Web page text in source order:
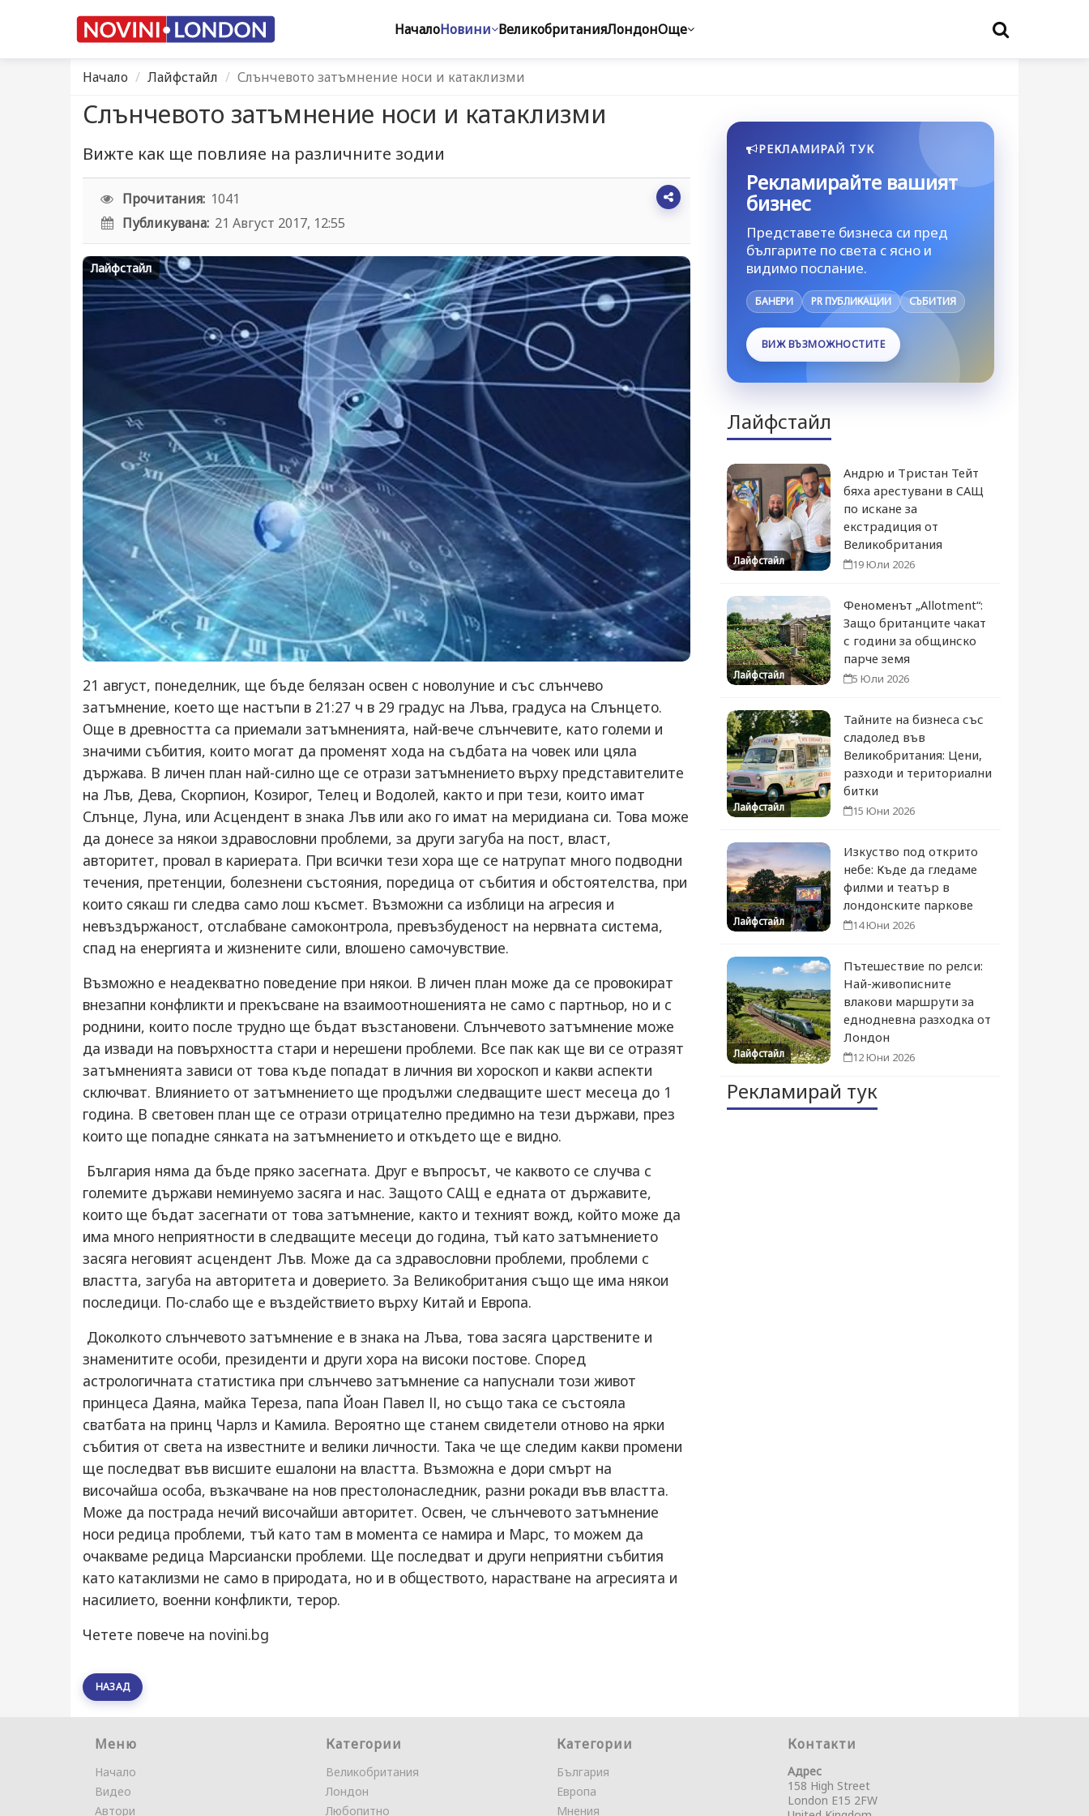
НачалоНовини ВеликобританияЛондонОще
Начало Лайфстайл Слънчевото затъмнение носи и катаклизми
Слънчевото затъмнение носи и катаклизми
Вижте как ще повлияе на различните зодии
Прочитания: 1041
Публикувана: 21 Август 2017, 12:55
Лайфстайл
21 август, понеделник, ще бъде белязан освен с новолуние и със слънчево
затъмнение, което ще настъпи в 21:27 ч в 29 градус на Лъва, градуса на Слънцето.
Още в древността са приемали затъмненията, най-вече слънчевите, като големи и
значими събития, които могат да променят хода на съдбата на човек или цяла
държава. В личен план най-силно ще се отрази затъмнението върху представителите
на Лъв, Дева, Скорпион, Козирог, Телец и Водолей, както и при тези, които имат
Слънце, Луна, или Асцендент в знака Лъв или ако го имат на меридиана си. Това може
да донесе за някои здравословни проблеми, за други загуба на пост, власт,
авторитет, провал в кариерата. При всички тези хора ще се натрупат много подводни
течения, претенции, болезнени състояния, поредица от събития и обстоятелства, при
които сякаш ги следва само лош късмет. Възможни са изблици на агресия и
невъздържаност, отслабване самоконтрола, превъзбуденост на нервната система,
спад на енергията и жизнените сили, влошено самочувствие.
Възможно е неадекватно поведение при някои. В личен план може да се провокират
внезапни конфликти и прекъсване на взаимоотношенията не само с партньор, но и с
роднини, които после трудно ще бъдат възстановени. Слънчевото затъмнение може
да извади на повърхността стари и нерешени проблеми. Все пак как ще ви се отразят
затъмненията зависи от това къде попадат в личния ви хороскоп и какви аспекти
сключват. Влиянието от затъмнението ще продължи следващите шест месеца до 1
година. В световен план ще се отрази отрицателно предимно на тези държави, през
които ще попадне сянката на затъмнението и откъдето ще е видно.
България няма да бъде пряко засегната. Друг е въпросът, че каквото се случва с
големите държави неминуемо засяга и нас. Защото САЩ е едната от държавите,
които ще бъдат засегнати от това затъмнение, както и техният вожд, който може да
има много неприятности в следващите месеци до година, тъй като затъмнението
засяга неговият асцендент Лъв. Може да са здравословни проблеми, проблеми с
властта, загуба на авторитета и доверието. За Великобритания също ще има някои
последици. По-слабо ще е въздействието върху Китай и Европа.
Доколкото слънчевото затъмнение е в знака на Лъва, това засяга царствените и
знаменитите особи, президенти и други хора на високи постове. Според
астрологичната статистика при слънчево затъмнение са напуснали този живот
принцеса Даяна, майка Тереза, папа Йоан Павел ІІ, но също така се състояла
сватбата на принц Чарлз и Камила. Вероятно ще станем свидетели отново на ярки
събития от света на известните и велики личности. Така че ще следим какви промени
ще последват във висшите ешалони на властта. Възможна е дори смърт на
височайша особа, възкачване на нов престолонаследник, разни рокади във властта.
Може да пострада нечий височайши авторитет. Освен, че слънчевото затъмнение
носи редица проблеми, тъй като там в момента се намира и Марс, то можем да
очакваме редица Марсиански проблеми. Ще последват и други неприятни събития
като катаклизми не само в природата, но и в обществото, нарастване на агресията и
насилието, военни конфликти, терор.
Четете повече на novini.bg
НАЗАД
РЕКЛАМИРАЙ ТУК
Рекламирайте вашият
бизнес
Представете бизнеса си пред
българите по света с ясно и
видимо послание.
БАНЕРИ PR ПУБЛИКАЦИИ СЪБИТИЯ
ВИЖ ВЪЗМОЖНОСТИТЕ
Лайфстайл
Лайфстайл
Андрю и Тристан Тейт
бяха арестувани в САЩ
по искане за
екстрадиция от
Великобритания
19 Юли 2026
Лайфстайл
Феноменът „Allotment“:
Защо британците чакат
с години за общинско
парче земя
5 Юли 2026
Лайфстайл
Тайните на бизнеса със
сладолед във
Великобритания: Цени,
разходи и териториални
битки
15 Юни 2026
Лайфстайл
Изкуство под открито
небе: Къде да гледаме
филми и театър в
лондонските паркове
14 Юни 2026
Лайфстайл
Пътешествие по релси:
Най-живописните
влакови маршрути за
еднодневна разходка от
Лондон
12 Юни 2026
Рекламирай тук
Меню
Начало
Видео
Автори
Категории
Великобритания
Лондон
Любопитно
Категории
България
Европа
Мнения
Контакти
Адрес
158 High Street
London E15 2FW